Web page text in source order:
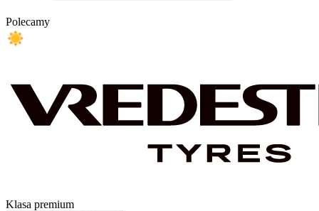
Polecamy
Klasa premium